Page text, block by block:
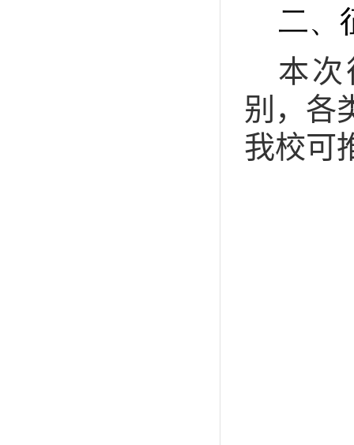
二、
本次
别，各
我校可